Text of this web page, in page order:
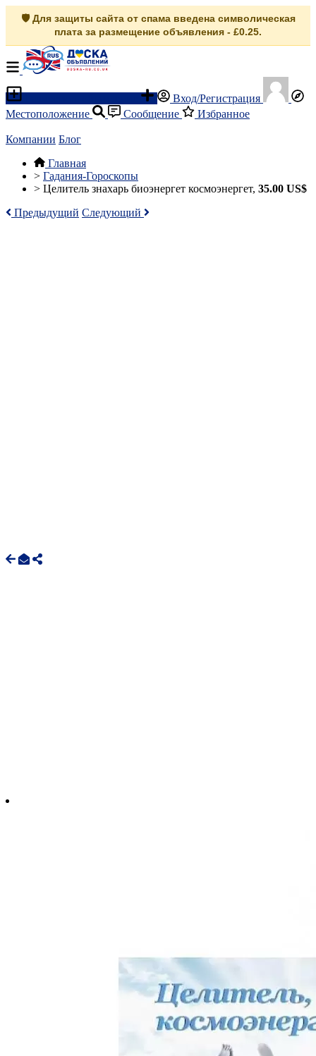
🛡️ Для защиты сайта от спама введена символическая
плата за размещение объявления - £0.25.
Вход/Регистрация
Местоположение
Сообщение Избранное
Компании Блог
Главная
> Гадания-Гороскопы
> Целитель знахарь биоэнергет космоэнергет, 35.00 US$
Предыдущий Следующий